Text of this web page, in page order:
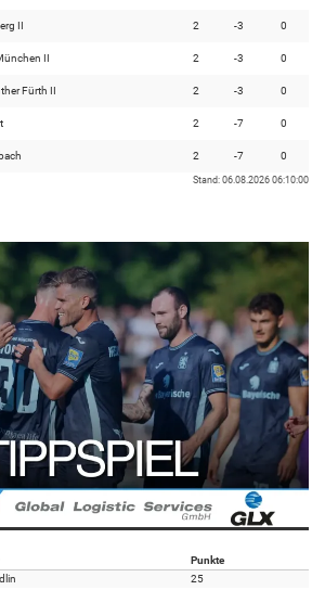
II 2 -3 0
II 2 -3 0
Fürth II 2 -3 0
2 -7 0
2 -7 0
Stand: 06.08.2026 06:10:00
Punkte
25